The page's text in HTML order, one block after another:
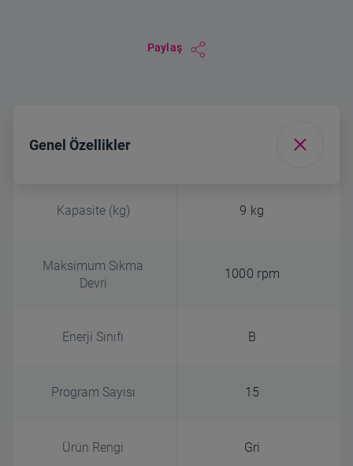
Paylaş
Genel Özellikler
Kapasite (kg) 9 kg
Maksimum Sıkma
Devri
1000 rpm
Enerji Sınıfı B
Program Sayısı 15
Ürün Rengi Gri